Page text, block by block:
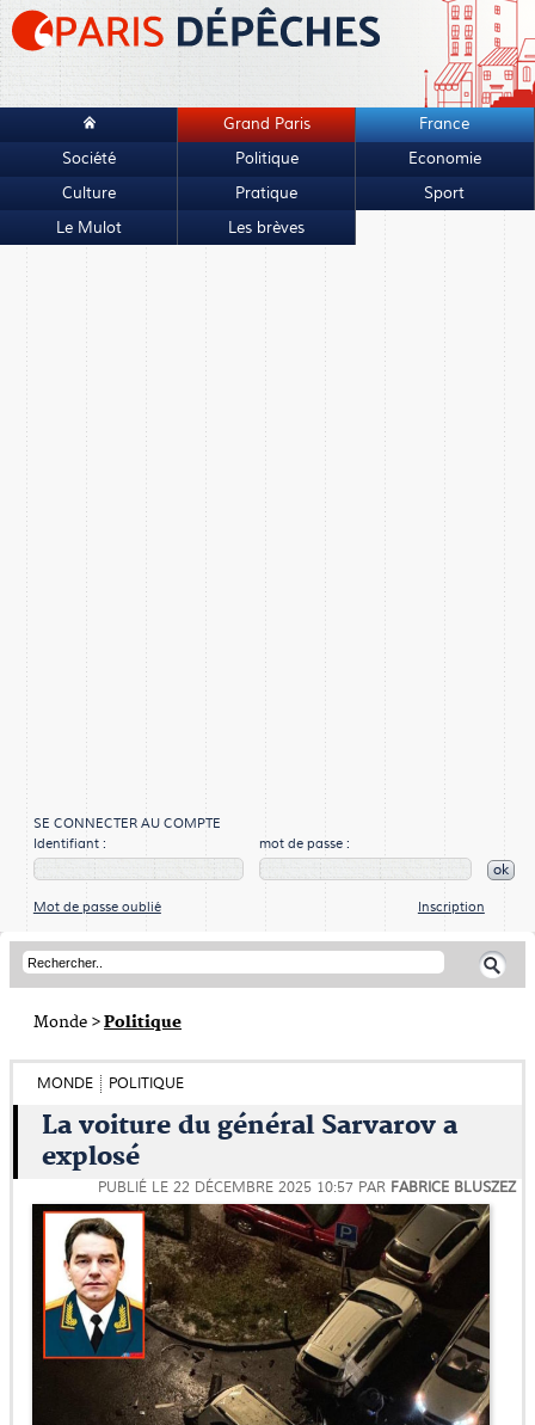
Grand Paris
France
Société
Politique
Economie
Culture
Pratique
Sport
Le Mulot
Les brèves
SE CONNECTER AU COMPTE
Identifiant :
mot de passe :
ok
Mot de passe oublié Inscription
Monde >Politique
MONDE POLITIQUE
La voiture du général Sarvarov a
explosé
PUBLIÉ LE 22 DÉCEMBRE 2025 10:57 PAR FABRICE BLUSZEZ